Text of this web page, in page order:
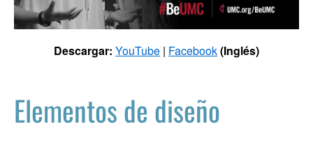
Descargar: YouTube | Facebook(Inglés)
Elementos de diseño